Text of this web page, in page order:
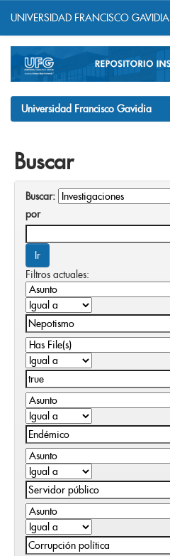
navigation
UNIVERSIDAD FRANCISCO GAVIDIA
Universidad Francisco Gavidia
Buscar
Buscar:
por
Filtros actuales: